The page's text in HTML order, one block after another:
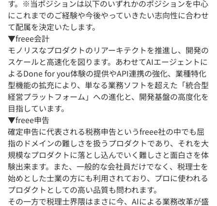
す。※当ポジションは以下のいずれかのポジションを中心
にこれまでのご経験や今後やっていきたい志向性に合わせ
て配属を決定いたします。
▼freee会計
モノリスなプロダクトのリアーキテクトを推進し、開発の
スケールと高速化を図ります。あわせてAIエージェントに
よるDone for you体験の提供やAPI連携の強化、業種特化
型機能の拡充により、単なる業務ソフトを超えた「統合型
経営プラットフォーム」への進化と、開発基盤の高度化を
目指しています。
▼freee申告
確定申告に代表される税務申告というfreee社の中でも屈
指のドメインの難しさを扱うプロダクトであり、それを大
規模なプロダクトに落とし込んでいく難しさと面白さを体
験出来ます。また、一般的な会社員だけでなく、税理士を
始めとした士業の方にも利用されており、プロに使われる
プロダクトとしての高い品質も問われます。
その一方で税理士界隈はまさに今、AIによる業務改革が盛